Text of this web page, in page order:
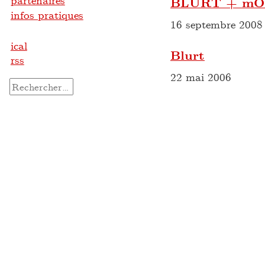
16 septembre 2008
Blurt
22 mai 2006
infos pratiques
ical
rss
Rechercher :